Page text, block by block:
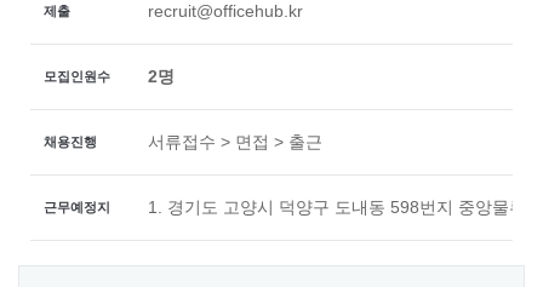
제출 recruit@officehub.kr
모집인원수 2명
채용진행 서류접수 > 면접 > 출근
근무예정지 1. 경기도 고양시 덕양구 도내동 598번지 중앙물류